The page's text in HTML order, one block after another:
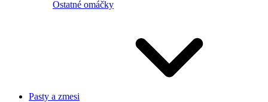
Ostatné omáčky
Pasty a zmesi